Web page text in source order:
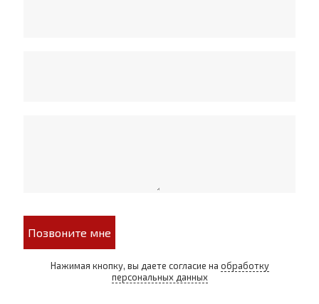
Позвоните мне
Нажимая кнопку, вы даете согласие на обработку
персональных данных